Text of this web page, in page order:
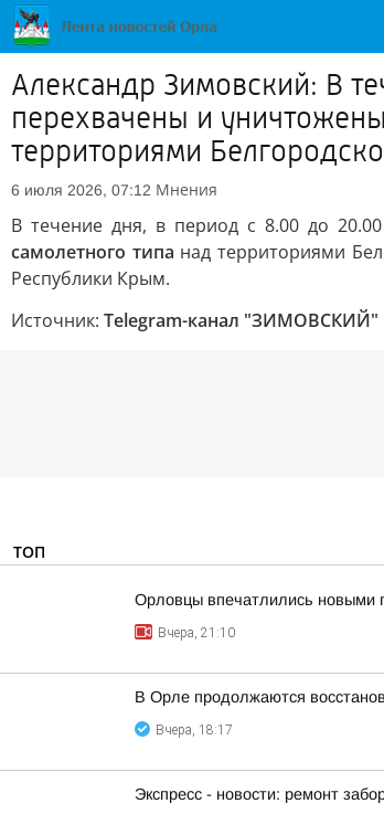
Александр Зимовский: В
перехвачены и
территориями
6 июля 2026, 07:12 Мнения
В течение дня, в период с 8.00 до
самолетного типа над территориями
Республики Крым.
Источник: Telegram-канал "ЗИМОВСКИЙ"
ТОП
Орловцы впечатлились новыми
Вчера, 21:10
В Орле продолжаются
Вчера, 18:17
Экспресс - новости: ремонт